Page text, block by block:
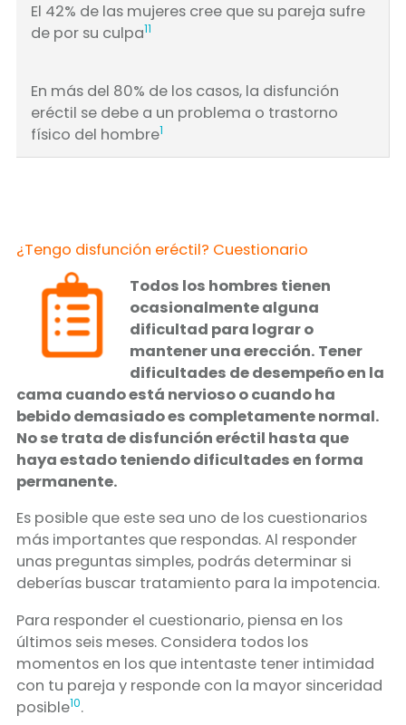
El 42% de las mujeres cree que su pareja sufre
de por su culpa11
En más del 80% de los casos, la disfunción
eréctil se debe a un problema o trastorno
físico del hombre1
¿Tengo disfunción eréctil? Cuestionario
Todos los hombres tienen
ocasionalmente alguna
dificultad para lograr o
mantener una erección. Tener
dificultades de desempeño en la
cama cuando está nervioso o cuando ha
bebido demasiado es completamente normal.
No se trata de disfunción eréctil hasta que
haya estado teniendo dificultades en forma
permanente.
Es posible que este sea uno de los cuestionarios
más importantes que respondas. Al responder
unas preguntas simples, podrás determinar si
deberías buscar tratamiento para la impotencia.
Para responder el cuestionario, piensa en los
últimos seis meses. Considera todos los
momentos en los que intentaste tener intimidad
con tu pareja y responde con la mayor sinceridad
posible10.